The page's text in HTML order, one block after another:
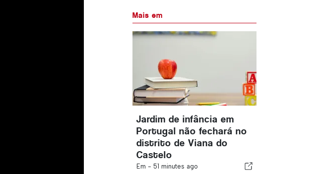
Mais em
Jardim de infância em
Portugal não fechará no
distrito de Viana do
Castelo
Em - 51 minutes ago